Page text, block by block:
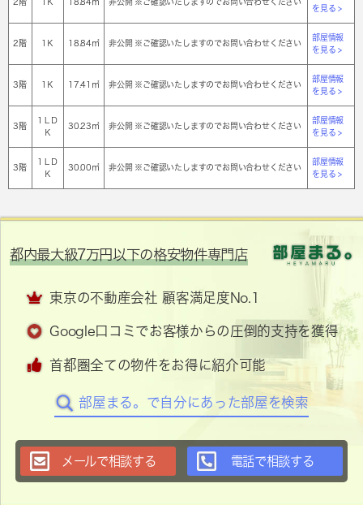
2階 1Ｋ 18.84㎡ 非公開 ※ご確認いたしますのでお問い合わせください
を見る >
2階 1Ｋ 18.84㎡ 非公開 ※ご確認いたしますのでお問い合わせください
部屋情報
を見る >
3階 1Ｋ 17.41㎡ 非公開 ※ご確認いたしますのでお問い合わせください
部屋情報
を見る >
3階
1ＬＤ
Ｋ
30.23㎡ 非公開 ※ご確認いたしますのでお問い合わせください
部屋情報
を見る >
3階
1ＬＤ
Ｋ
30.00㎡ 非公開 ※ご確認いたしますのでお問い合わせください
部屋情報
を見る >
都内最大級7万円以下の格安物件専門店
東京の不動産会社 顧客満足度No.1
Google口コミでお客様からの圧倒的支持を獲得
首都圏全ての物件をお得に紹介可能
部屋まる。で自分にあった部屋を検索
メールで相談する 電話で相談する